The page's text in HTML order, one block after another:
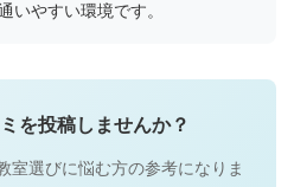
いやすい環境です。
を投稿しませんか？
室選びに悩む方の参考になりま